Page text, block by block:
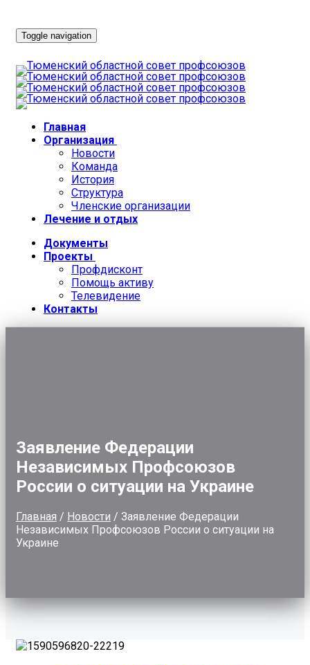
Toggle navigation
Главная
Организация
Новости
Команда
История
Структура
Членские организации
Лечение и отдых
Документы
Проекты
Профдисконт
Помощь активу
Телевидение
Контакты
Заявление Федерации
Независимых Профсоюзов
России о ситуации на Украине
Главная / Новости / Заявление Федерации
Независимых Профсоюзов России о ситуации на
Украине